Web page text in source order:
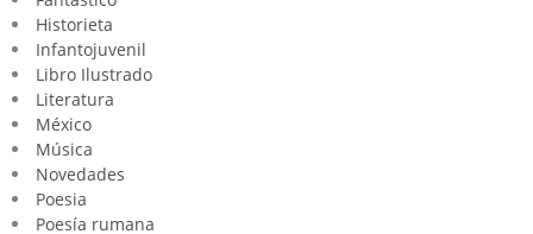
Historieta
Infantojuvenil
Libro Ilustrado
Literatura
México
Música
Novedades
Poesia
Poesía rumana